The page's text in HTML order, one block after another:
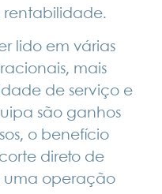
rentabilidade.
lido em várias
mais
de serviço e
são ganhos
o benefício
direto de
uma operação